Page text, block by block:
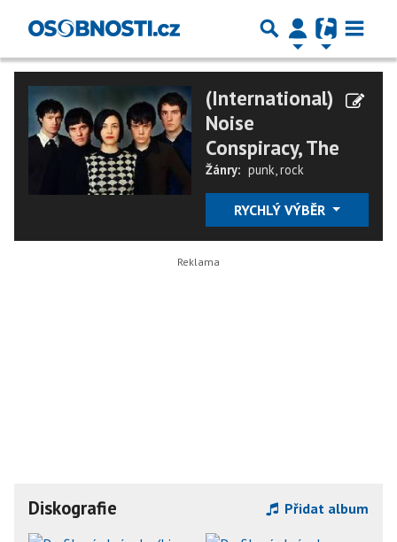
(International)
Noise
Conspiracy, The
Žánry: punk,rock
RYCHLÝ VÝBĚR
Diskografie Přidat album